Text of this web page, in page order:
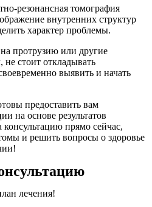
резонансная томография
внутренних структур
характер проблемы.
протрузию или другие
стоит откладывать
выявить и начать
предоставить вам
на основе результатов
прямо сейчас,
и решить вопросы о здоровье
лечения!